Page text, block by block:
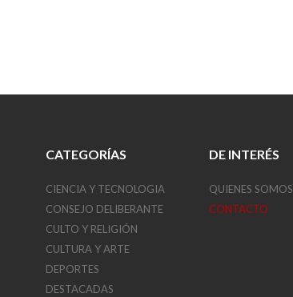
CATEGORÍAS
CIENCIA Y TECNOLOGIA
CONSEJO DELIBERANTE
CULTO Y RELIGIÓN
CULTURA Y ARTE
DEPORTES
DESTACADAS
DE INTERÉS
QUIENES SOMOS
CONTACTO